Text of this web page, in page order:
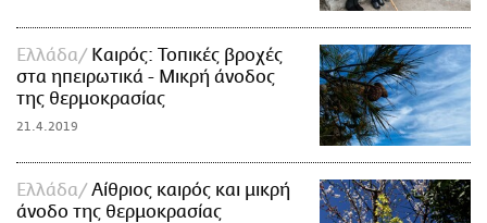
Ελλάδα
Καιρός: Τοπικές βροχές
στα ηπειρωτικά - Μικρή άνοδος
της θερμοκρασίας
21.4.2019
Ελλάδα
Αίθριος καιρός και μικρή
άνοδο της θερμοκρασίας